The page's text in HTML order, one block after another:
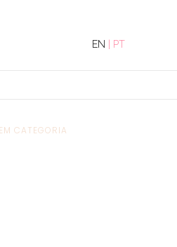
EN PT
CATEGORIA